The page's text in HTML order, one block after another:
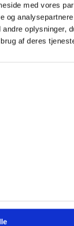
med vores
og
oplysninger,
af deres